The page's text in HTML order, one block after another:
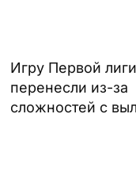
Игру Первой лиги
перенесли из-за
сложностей с